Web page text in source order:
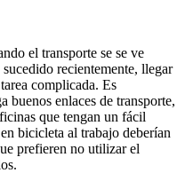
el transporte se se ve
recientemente, llegar
complicada. Es
buenos enlaces de transporte,
que tengan un fácil
bicicleta al trabajo deberían
prefieren no utilizar el